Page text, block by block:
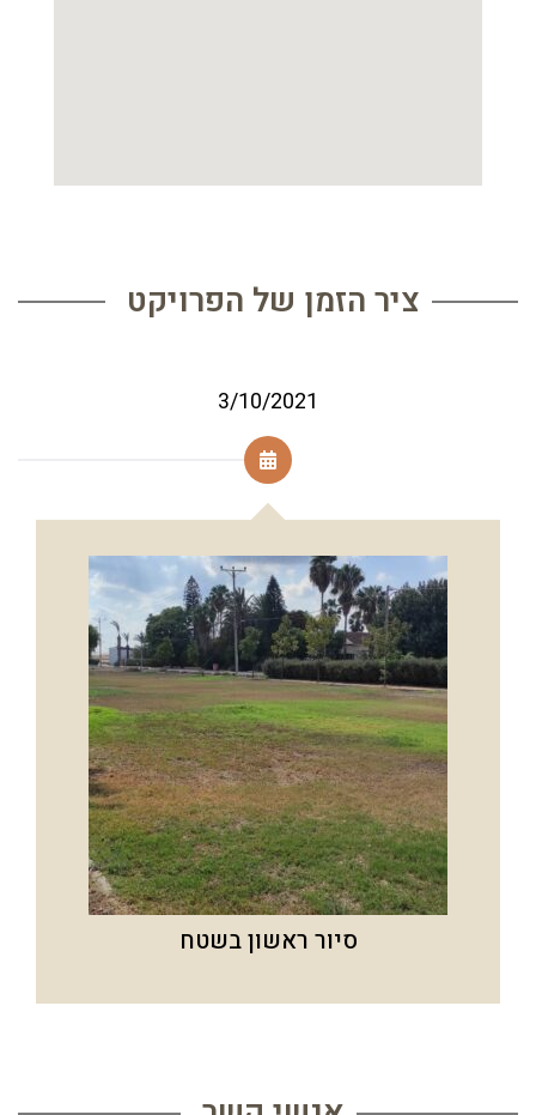
ציר הזמן של הפרויקט
3/10/2021
סיור ראשון בשטח